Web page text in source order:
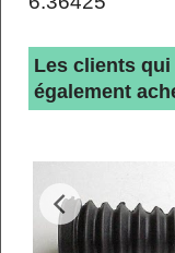
Les clients
également